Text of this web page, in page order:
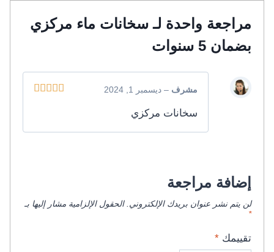
مراجعة واحدة لـ سخانات ماء مركزي
بضمان 5 سنوات
مشرف – ديسمبر 1, 2024
سخانات مركزي
إضافة مراجعة
لن يتم نشر عنوان بريدك الإلكتروني. الحقول الإلزامية مشار إليها بـ
*
تقييمك *